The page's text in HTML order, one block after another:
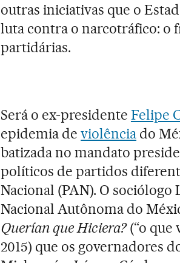
outras iniciativas que o
luta contra o narcotráfico: o
partidárias.
Será o ex-presidente Felipe
epidemia deviolênciado
batizada no mandato
políticos de partidos
Nacional (PAN). O
Nacional Autônoma do
Querían que Hiciera?(“o que
2015) que os governadores